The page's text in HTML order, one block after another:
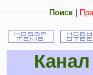
Поиск|